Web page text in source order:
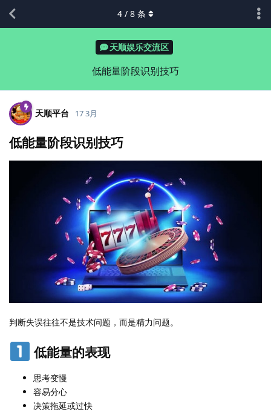
天顺娱乐交流区
低能量阶段识别技巧
4 / 8 条
天顺平台 17 3月
低能量阶段识别技巧
判断失误往往不是技术问题，而是精力问题。
低能量的表现
思考变慢
容易分心
决策拖延或过快